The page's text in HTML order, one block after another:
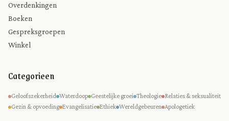
Overdenkingen
Boeken
Gespreksgroepen
Winkel
Categorieen
Geloofszekerheid Waterdoop Geestelijke groei Theologie Relaties & seksualiteit
Gezin & opvoeding Evangelisatie Ethiek Wereldgebeuren Apologetiek